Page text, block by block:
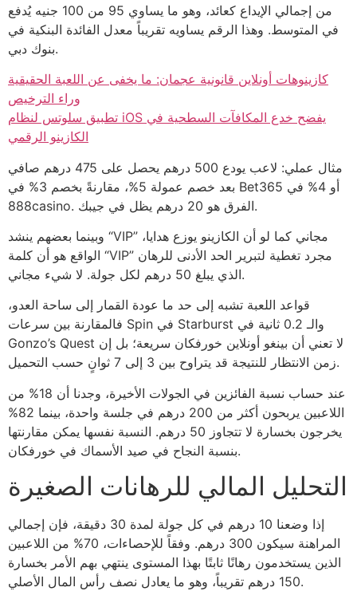
من إجمالي الإيداع كعائد، وهو ما يساوي 95 من 100 جنيه يُدفع
في المتوسط. وهذا الرقم يساويه تقريباً معدل الفائدة البنكية في
بنوك دبي.
كازينوهات أونلاين قانونية عجمان: ما يخفى عن اللعبة الحقيقية
وراء الترخيص
تطبيق سلوتس لنظام iOS يفضح خدع المكافآت السطحية في
الكازينو الرقمي
مثال عملي: لاعب يودع 500 درهم يحصل على 475 درهم صافي
بعد خصم عمولة 5%، مقارنةً بخصم 3% في Bet365 أو 4% في
888casino. الفرق هو 20 درهم يظل في جيبك.
وبينما بعضهم ينشد “VIP” مجاني كما لو أن الكازينو يوزع هدايا،
الواقع هو أن كلمة “VIP” مجرد تغطية لتبرير الحد الأدنى للرهان
الذي يبلغ 50 درهم لكل جولة. لا شيء مجاني.
قواعد اللعبة تشبه إلى حد ما عودة القمار إلى ساحة العدو،
فالمقارنة بين سرعات Spin في Starburst والـ 0.2 ثانية في
Gonzo’s Quest لا تعني أن بينغو أونلاين خورفكان سريعة؛ بل إن
زمن الانتظار للنتيجة قد يتراوح بين 3 إلى 7 ثوانٍ حسب التحميل.
عند حساب نسبة الفائزين في الجولات الأخيرة، وجدنا أن 18% من
اللاعبين يربحون أكثر من 200 درهم في جلسة واحدة، بينما 82%
يخرجون بخسارة لا تتجاوز 50 درهم. النسبة نفسها يمكن مقارنتها
بنسبة النجاح في صيد الأسماك في خورفكان.
التحليل المالي للرهانات الصغيرة
إذا وضعنا 10 درهم في كل جولة لمدة 30 دقيقة، فإن إجمالي
المراهنة سيكون 300 درهم. وفقاً للإحصاءات، 70% من اللاعبين
الذين يستخدمون رهانًا ثابتًا بهذا المستوى ينتهي بهم الأمر بخسارة
150 درهم تقريباً، وهو ما يعادل نصف رأس المال الأصلي.